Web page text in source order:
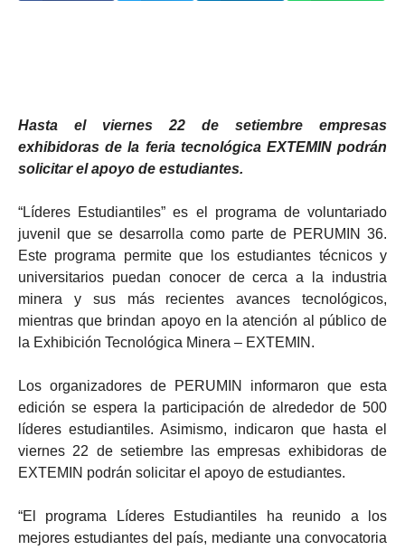
Hasta el viernes 22 de setiembre empresas
exhibidoras de la feria tecnológica EXTEMIN podrán
solicitar el apoyo de estudiantes.
“Líderes Estudiantiles” es el programa de voluntariado
juvenil que se desarrolla como parte de PERUMIN 36.
Este programa permite que los estudiantes técnicos y
universitarios puedan conocer de cerca a la industria
minera y sus más recientes avances tecnológicos,
mientras que brindan apoyo en la atención al público de
la Exhibición Tecnológica Minera – EXTEMIN.
Los organizadores de PERUMIN informaron que esta
edición se espera la participación de alrededor de 500
líderes estudiantiles. Asimismo, indicaron que hasta el
viernes 22 de setiembre las empresas exhibidoras de
EXTEMIN podrán solicitar el apoyo de estudiantes.
“El programa Líderes Estudiantiles ha reunido a los
mejores estudiantes del país, mediante una convocatoria